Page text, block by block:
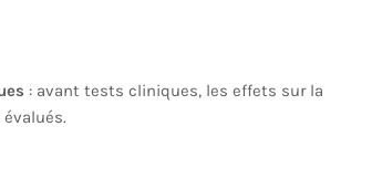
: avant tests cliniques, les effets sur la